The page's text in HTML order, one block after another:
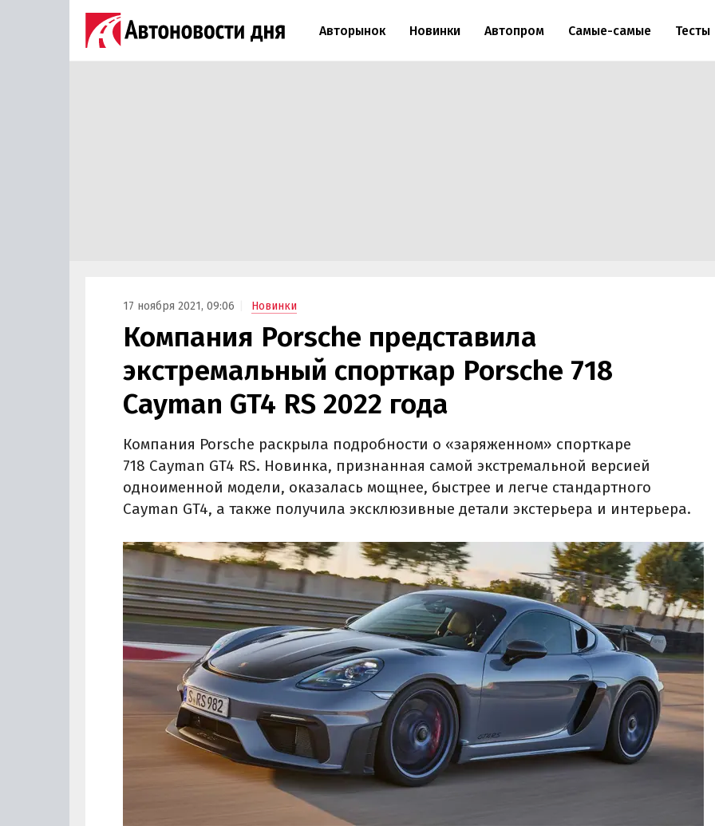
Авторынок Новинки Автопром Самые-самые Тесты
17 ноября 2021, 09:06 Новинки
Компания Porsche представила
экстремальный спорткар Porsche 718
Cayman GT4 RS 2022 года
Компания Porsche раскрыла подробности о «заряженном» спорткаре
718 Cayman GT4 RS. Новинка, признанная самой экстремальной версией
одноименной модели, оказалась мощнее, быстрее и легче стандартного
Cayman GT4, а также получила эксклюзивные детали экстерьера и интерьера.